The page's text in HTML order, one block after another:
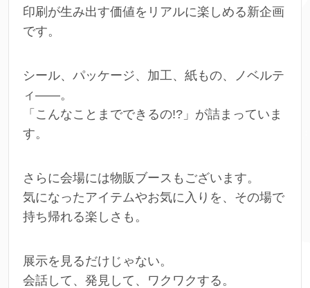
印刷が生み出す価値をリアルに楽しめる新企画
です。
シール、パッケージ、加工、紙もの、ノベルテ
ィ――。
「こんなことまでできるの!?」が詰まっていま
す。
さらに会場には物販ブースもございます。
気になったアイテムやお気に入りを、その場で
持ち帰れる楽しさも。
展示を見るだけじゃない。
会話して、発見して、ワクワクする。